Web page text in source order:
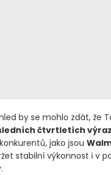
by se mohlo zdát, že
čtvrtletích
jako jsou
stabilní výkonnost i v